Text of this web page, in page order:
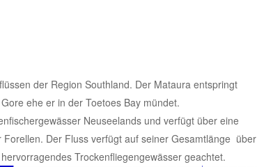
der Region Southland. Der Mataura entspringt
ehe er in der Toetoes Bay mündet.
Neuseelandsund verfügt über eine
Der Fluss verfügt auf seiner Gesamtlänge über
Trockenfliegengewässer geachtet.